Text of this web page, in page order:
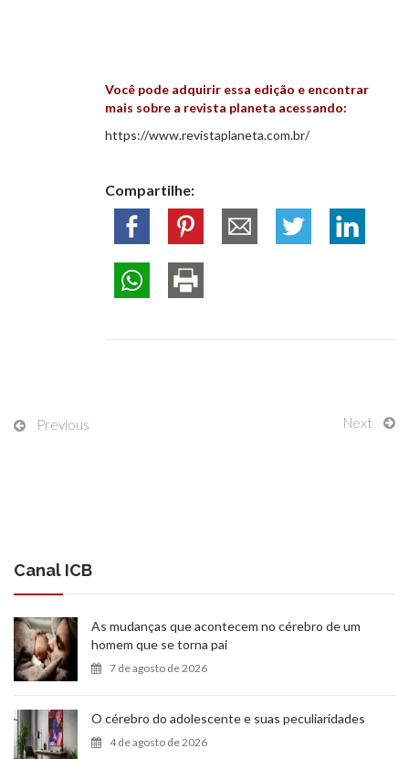
Você pode adquirir essa edição e encontrar
mais sobre a revista planeta acessando:
https://www.revistaplaneta.com.br/
Compartilhe:
Previous Next
Canal ICB
As mudanças que acontecem no cérebro de um
homem que se torna pai
7 de agosto de 2026
O cérebro do adolescente e suas peculiaridades
4 de agosto de 2026